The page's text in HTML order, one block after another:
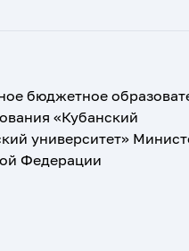
бюджетное
«Кубанский
университет»
Федерации